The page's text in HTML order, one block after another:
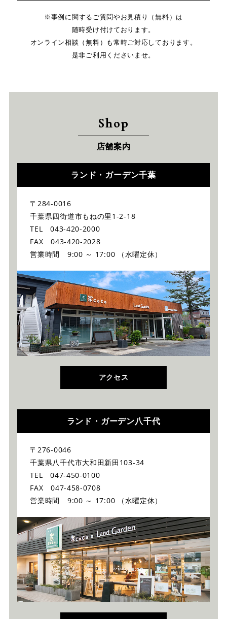
※事例に関するご質問やお見積り（無料）は
随時受け付けております。
オンライン相談（無料）も常時ご対応しております。
是非ご利用くださいませ。
Shop
店舗案内
ランド・ガーデン千葉
〒284-0016
千葉県四街道市もねの里1-2-18
TEL 043-420-2000
FAX 043-420-2028
営業時間 9:00 ～ 17:00 （水曜定休）
アクセス
ランド・ガーデン八千代
〒276-0046
千葉県八千代市大和田新田103-34
TEL 047-450-0100
FAX 047-458-0708
営業時間 9:00 ～ 17:00 （水曜定休）